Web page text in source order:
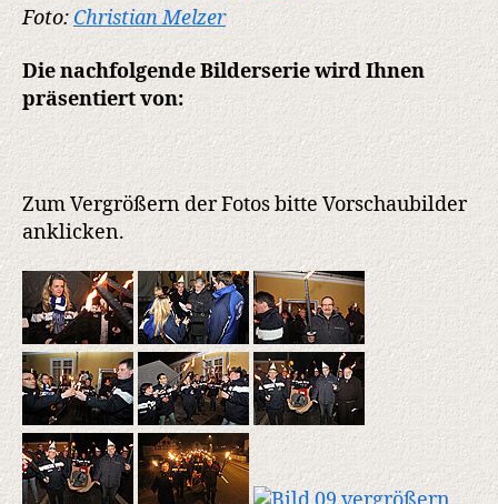
Foto:Christian Melzer
Die nachfolgende Bilderserie wird Ihnen
präsentiert von:
Zum Vergrößern der Fotos bitte Vorschaubilder
anklicken.